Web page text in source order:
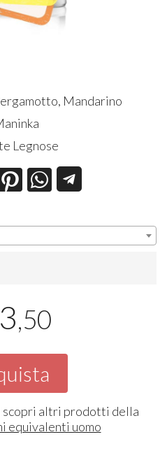
Mandarino
Legnose
,50
scopri altri prodotti della
equivalenti uomo